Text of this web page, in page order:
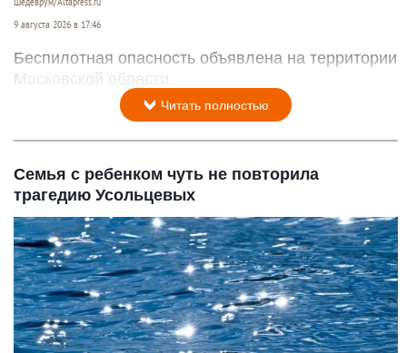
9 августа 2026 в 17:46
Беспилотная опасность объявлена на территории
Московской области.
Читать полностью
Семья с ребенком чуть не повторила
трагедию Усольцевых